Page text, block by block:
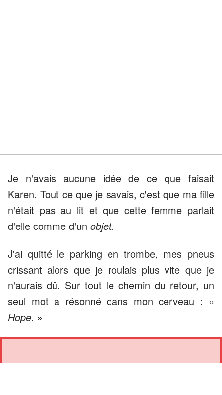
Je n'avais aucune idée de ce que faisait
Karen. Tout ce que je savais, c'est que ma fille
n'était pas au lit et que cette femme parlait
d'elle comme d'un objet.
J'ai quitté le parking en trombe, mes pneus
crissant alors que je roulais plus vite que je
n'aurais dû. Sur tout le chemin du retour, un
seul mot a résonné dans mon cerveau : «
Hope. »